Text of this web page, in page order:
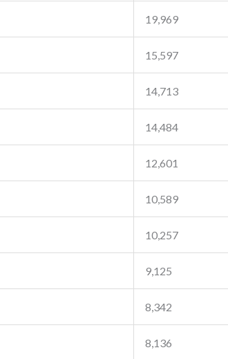
19,969
15,597
14,713
14,484
12,601
10,589
10,257
9,125
8,342
8,136